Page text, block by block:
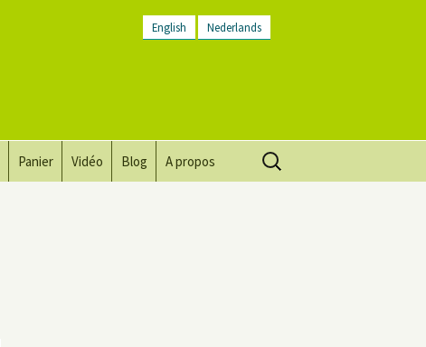
English Nederlands
Panier Vidéo Blog A propos
Rechercher :